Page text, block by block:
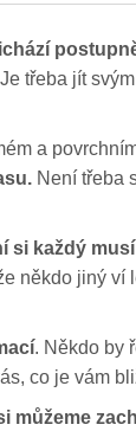
třeba jít
a
Není třeba
si každý
někdo jiný ví
. Někdo by
co je vám
můžeme